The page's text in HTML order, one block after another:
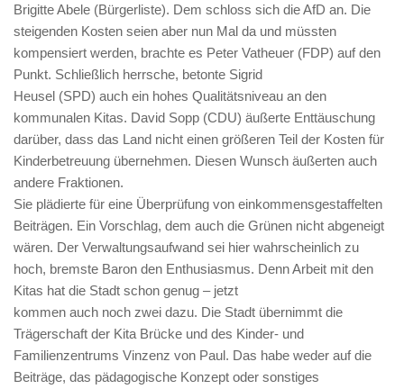
Brigitte Abele (Bürgerliste). Dem schloss sich die AfD an. Die
steigenden Kosten seien aber nun Mal da und müssten
kompensiert werden, brachte es Peter Vatheuer (FDP) auf den
Punkt. Schließlich herrsche, betonte Sigrid
Heusel (SPD) auch ein hohes Qualitätsniveau an den
kommunalen Kitas. David Sopp (CDU) äußerte Enttäuschung
darüber, dass das Land nicht einen größeren Teil der Kosten für
Kinderbetreuung übernehmen. Diesen Wunsch äußerten auch
andere Fraktionen.
Sie plädierte für eine Überprüfung von einkommensgestaffelten
Beiträgen. Ein Vorschlag, dem auch die Grünen nicht abgeneigt
wären. Der Verwaltungsaufwand sei hier wahrscheinlich zu
hoch, bremste Baron den Enthusiasmus. Denn Arbeit mit den
Kitas hat die Stadt schon genug – jetzt
kommen auch noch zwei dazu. Die Stadt übernimmt die
Trägerschaft der Kita Brücke und des Kinder- und
Familienzentrums Vinzenz von Paul. Das habe weder auf die
Beiträge, das pädagogische Konzept oder sonstiges